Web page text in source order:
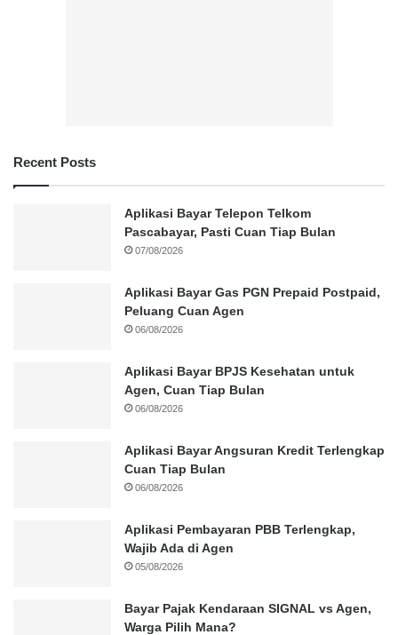
Recent Posts
Aplikasi Bayar Telepon Telkom
Pascabayar, Pasti Cuan Tiap Bulan
07/08/2026
Aplikasi Bayar Gas PGN Prepaid Postpaid,
Peluang Cuan Agen
06/08/2026
Aplikasi Bayar BPJS Kesehatan untuk
Agen, Cuan Tiap Bulan
06/08/2026
Aplikasi Bayar Angsuran Kredit Terlengkap
Cuan Tiap Bulan
06/08/2026
Aplikasi Pembayaran PBB Terlengkap,
Wajib Ada di Agen
05/08/2026
Bayar Pajak Kendaraan SIGNAL vs Agen,
Warga Pilih Mana?